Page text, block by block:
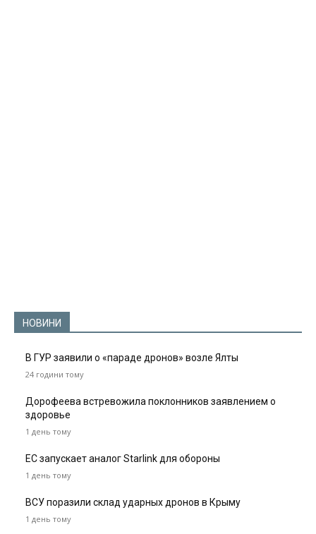
НОВИНИ
В ГУР заявили о «параде дронов» возле Ялты
24 години тому
Дорофеева встревожила поклонников заявлением о
здоровье
1 день тому
ЕС запускает аналог Starlink для обороны
1 день тому
ВСУ поразили склад ударных дронов в Крыму
1 день тому